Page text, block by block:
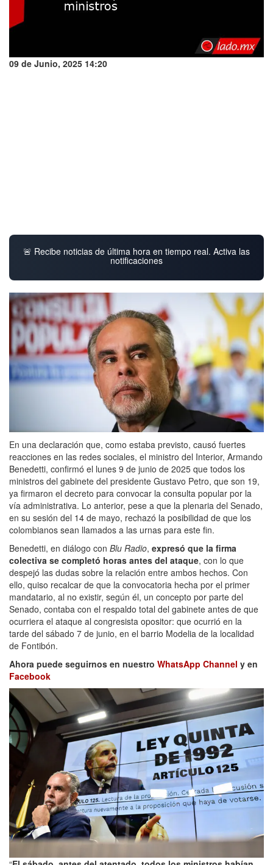
09 de Junio, 2025 14:20
🚨 Recibe noticias de última hora en tiempo real. Activa las
notificaciones
En una declaración que, como estaba previsto, causó fuertes
reacciones en las redes sociales, el ministro del Interior, Armando
Benedetti, confirmó el lunes 9 de junio de 2025 que todos los
ministros del gabinete del presidente Gustavo Petro, que son 19,
ya firmaron el decreto para convocar la consulta popular por la
vía administrativa. Lo anterior, pese a que la plenaria del Senado,
en su sesión del 14 de mayo, rechazó la posibilidad de que los
colombianos sean llamados a las urnas para este fin.
Benedetti, en diálogo con Blu Radio, expresó que la firma
colectiva se completó horas antes del ataque, con lo que
despejó las dudas sobre la relación entre ambos hechos. Con
ello, quiso recalcar de que la convocatoria hecha por el primer
mandatario, al no existir, según él, un concepto por parte del
Senado, contaba con el respaldo total del gabinete antes de que
ocurriera el ataque al congresista opositor: que ocurrió en la
tarde del sábado 7 de junio, en el barrio Modelia de la localidad
de Fontibón.
Ahora puede seguirnos en nuestro WhatsApp Channel y en
Facebook